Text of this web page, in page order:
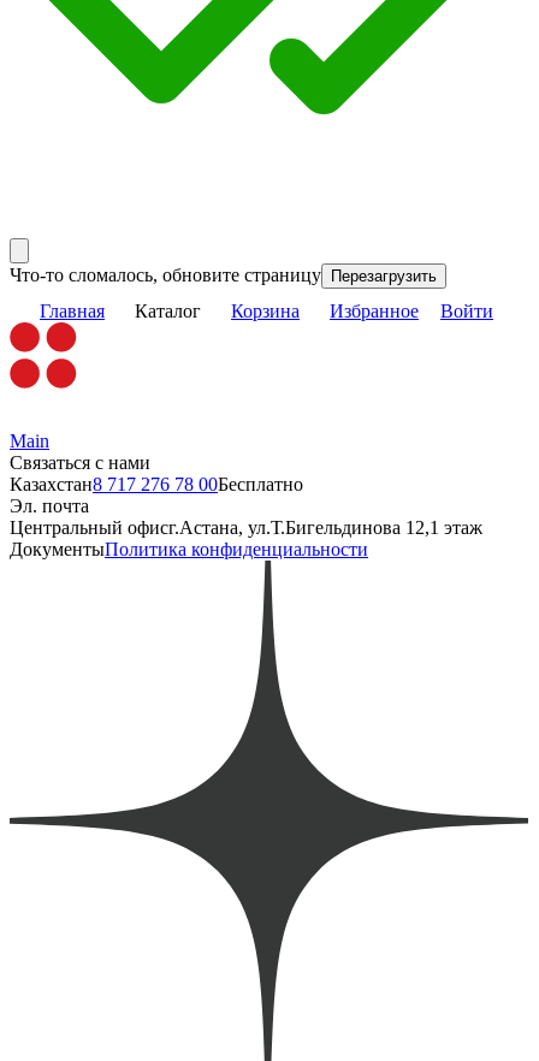
Что-то сломалось, обновите страницу Перезагрузить
Главная Каталог Корзина Избранное Войти
Main
Связаться с нами
Казахстан8 717 276 78 00Бесплатно
Эл. почта
Центральный офисг.Астана, ул.Т.Бигельдинова 12,1 этаж
ДокументыПолитика конфиденциальности